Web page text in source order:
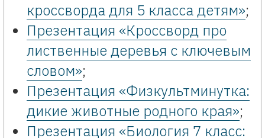
кроссворда для 5 класса детям»;
Презентация «Кроссворд про
лиственные деревья с ключевым
словом»;
Презентация «Физкультминутка:
дикие животные родного края»;
Презентация «Биология 7 класс: